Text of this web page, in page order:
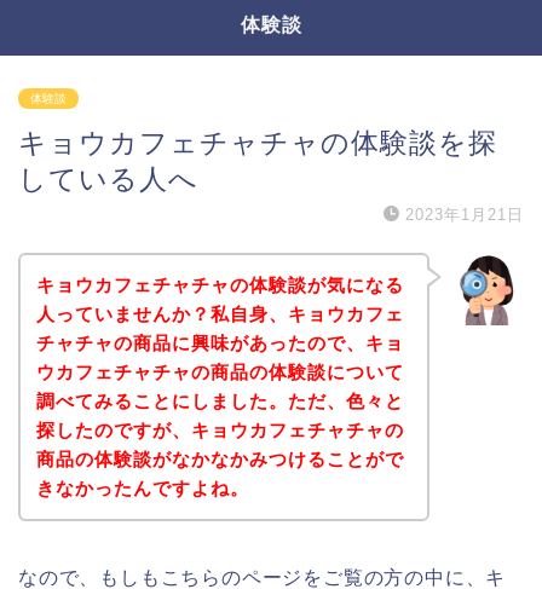
体験談
体験談
キョウカフェチャチャの体験談を探
している人へ
2023年1月21日
キョウカフェチャチャの体験談が気になる
人っていませんか？私自身、キョウカフェ
チャチャの商品に興味があったので、キョ
ウカフェチャチャの商品の体験談について
調べてみることにしました。ただ、色々と
探したのですが、キョウカフェチャチャの
商品の体験談がなかなかみつけることがで
きなかったんですよね。
なので、もしもこちらのページをご覧の方の中に、キ